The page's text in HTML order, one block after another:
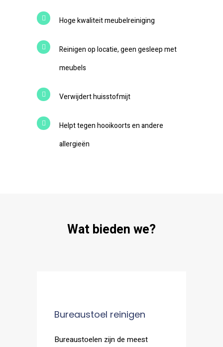
Hoge kwaliteit meubelreiniging
Reinigen op locatie, geen gesleep met
meubels
Verwijdert huisstofmijt
Helpt tegen hooikoorts en andere
allergieën
Wat bieden we?
Bureaustoel reinigen
Bureaustoelen zijn de meest